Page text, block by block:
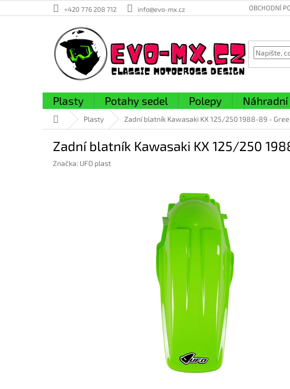
na
+420 776 208 712 info@evo-mx.cz OBCHODNÍ
Plasty Potahy sedel Polepy
Domů Plasty Zadní blatník Kawasaki KX 125/250 1988-89 -
Zadní blatník Kawasaki KX 125/250
Značka: UFO plast